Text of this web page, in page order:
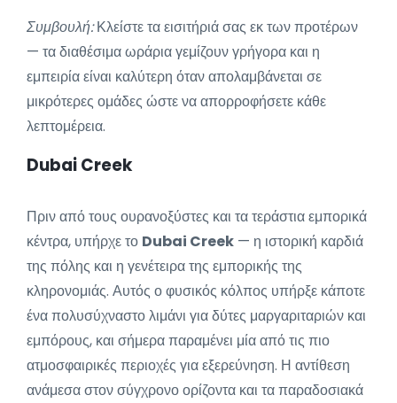
Συμβουλή:Κλείστε τα εισιτήριά σας εκ των προτέρων
— τα διαθέσιμα ωράρια γεμίζουν γρήγορα και η
εμπειρία είναι καλύτερη όταν απολαμβάνεται σε
μικρότερες ομάδες ώστε να απορροφήσετε κάθε
λεπτομέρεια.
Dubai Creek
Πριν από τους ουρανοξύστες και τα τεράστια εμπορικά
κέντρα, υπήρχε το Dubai Creek — η ιστορική καρδιά
της πόλης και η γενέτειρα της εμπορικής της
κληρονομιάς. Αυτός ο φυσικός κόλπος υπήρξε κάποτε
ένα πολυσύχναστο λιμάνι για δύτες μαργαριταριών και
εμπόρους, και σήμερα παραμένει μία από τις πιο
ατμοσφαιρικές περιοχές για εξερεύνηση. Η αντίθεση
ανάμεσα στον σύγχρονο ορίζοντα και τα παραδοσιακά